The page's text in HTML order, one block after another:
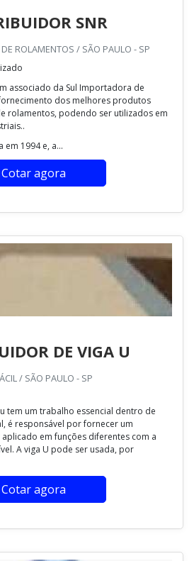
SNR
ROLAMENTOS / SÃO PAULO - SP
associado da Sul Importadora de
dos melhores produtos
rolamentos, podendo ser utilizados em
em 1994 e, a...
Cotar agora
DE VIGA U
/ SÃO PAULO - SP
tem um trabalho essencial dentro de
é responsável por fornecer um
em funções diferentes com a
A viga U pode ser usada, por
Cotar agora